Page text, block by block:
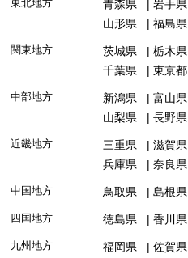
東北地方 青森県 岩手県
山形県
福島県
関東地方 茨城県 栃木県
千葉県
東京都
中部地方 新潟県 富山県
山梨県
長野県
近畿地方 三重県 滋賀県
兵庫県
奈良県
中国地方 鳥取県 島根県
四国地方 徳島県 香川県
九州地方 福岡県 佐賀県